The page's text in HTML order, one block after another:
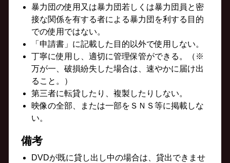
暴力団の使用又は暴力団若しくは暴力団員と密
接な関係を有する者による暴力団を利する目的
での使用ではない。
「申請書」に記載した目的以外で使用しない。
丁寧に使用し、適切に管理保管ができる。（※
万が一、破損紛失した場合は、速やかに届け出
ること。）
第三者に転貸したり、複製したりしない。
映像の全部、または一部をＳＮＳ等に掲載しな
い。
備考
DVDが既に貸し出し中の場合は、貸出できませ